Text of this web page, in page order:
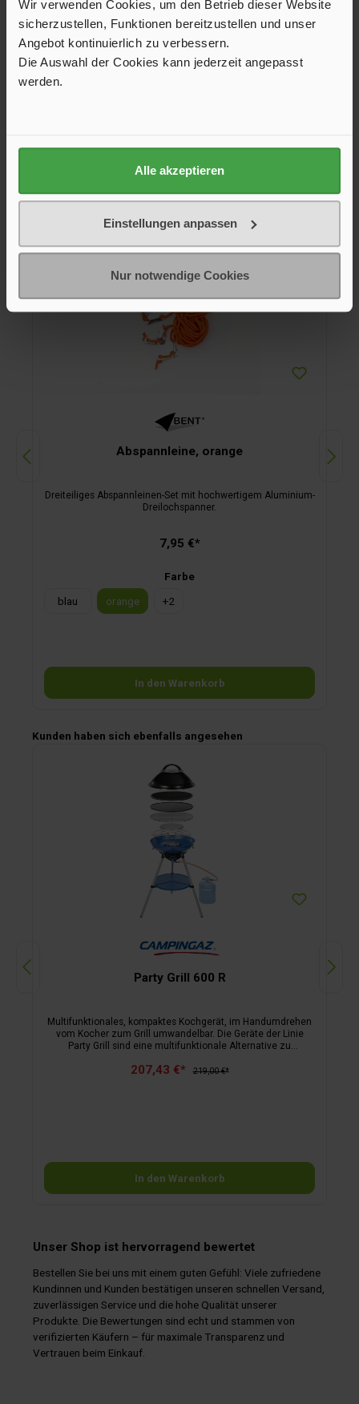
Wir verwenden Cookies, um den Betrieb dieser Website
sicherzustellen, Funktionen bereitzustellen und unser
Angebot kontinuierlich zu verbessern.
Die Auswahl der Cookies kann jederzeit angepasst
werden.
Alle akzeptieren
Einstellungen anpassen
Nur notwendige Cookies
Abspannleine, orange
Dreiteiliges Abspannleinen-Set mit hochwertigem Aluminium-
Dreilochspanner.
7,95 €*
Farbe
blau
orange +2
In den Warenkorb
Produktgalerie überspringen
Kunden haben sich ebenfalls angesehen
Party Grill 600 R
Multifunktionales, kompaktes Kochgerät, im Handumdrehen
vom Kocher zum Grill umwandelbar. Die Geräte der Linie
Party Grill sind eine multifunktionale Alternative zu
einfach zu reinigen und in drei Größen sowie für
Stichflammen verringert. Praktische Standbeine können ganz
einfach angebracht und zum Transport oder zur Lagerung im
207,43 €* 219,00 €*
In den Warenkorb
Unser Shop ist hervorragend bewertet
Bestellen Sie bei uns mit einem guten Gefühl: Viele zufriedene
Kundinnen und Kunden bestätigen unseren schnellen Versand,
zuverlässigen Service und die hohe Qualität unserer
Produkte. Die Bewertungen sind echt und stammen von
verifizierten Käufern – für maximale Transparenz und
Vertrauen beim Einkauf.